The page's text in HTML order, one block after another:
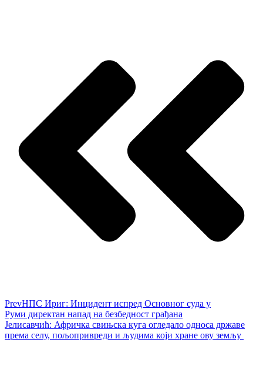
PrevНПС Ириг: Инцидент испред Основног суда у
Руми директан напад на безбедност грађана
Јелисавчић: Афричка свињска куга огледало односа државе
према селу, пољопривреди и људима који хране ову земљу